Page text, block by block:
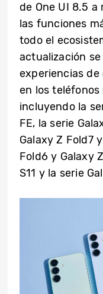
de One UI 8.5
las funciones
todo el
actualización
experiencias
en los
incluyendo la
FE, la serie
Galaxy Z Fold7
Fold6 y Galaxy
S11 y la serie